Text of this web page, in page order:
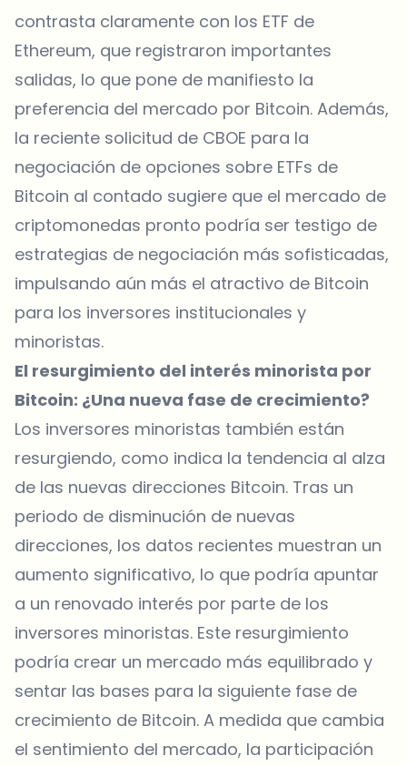
contrasta claramente con los ETF de
Ethereum, que registraron importantes
salidas, lo que pone de manifiesto la
preferencia del mercado por Bitcoin. Además,
la reciente solicitud de CBOE para la
negociación de opciones sobre ETFs de
Bitcoin al contado sugiere que el mercado de
criptomonedas pronto podría ser testigo de
estrategias de negociación más sofisticadas,
impulsando aún más el atractivo de Bitcoin
para los inversores institucionales y
minoristas.
El resurgimiento del interés minorista por
Bitcoin: ¿Una nueva fase de crecimiento?
Los inversores minoristas también están
resurgiendo, como indica la tendencia al alza
de las nuevas direcciones Bitcoin. Tras un
periodo de disminución de nuevas
direcciones, los datos recientes muestran un
aumento significativo, lo que podría apuntar
a un renovado interés por parte de los
inversores minoristas. Este resurgimiento
podría crear un mercado más equilibrado y
sentar las bases para la siguiente fase de
crecimiento de Bitcoin. A medida que cambia
el sentimiento del mercado, la participación